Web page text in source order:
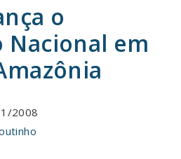
o
em
2008